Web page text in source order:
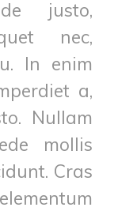
justo,
nec,
In enim
a,
Nullam
mollis
Cras